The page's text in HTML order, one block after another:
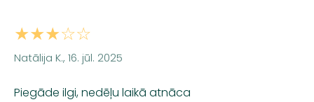
★★★☆☆
Natālija K., 16. jūl. 2025
Piegāde ilgi, nedēļu laikā atnāca